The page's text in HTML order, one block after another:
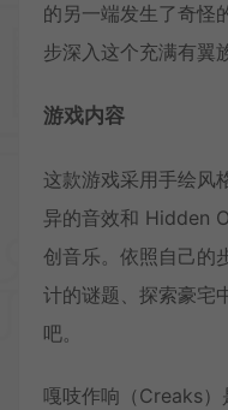
的另一端发生了奇怪
步深入这个充满有翼
游戏内容
这款游戏采用手绘风
异的音效和 Hidden
创音乐。依照自己的
计的谜题、探索豪宅
吧。
嘎吱作响（Creaks）